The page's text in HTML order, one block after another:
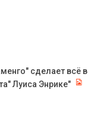
сделает всё
Луиса Энрике"